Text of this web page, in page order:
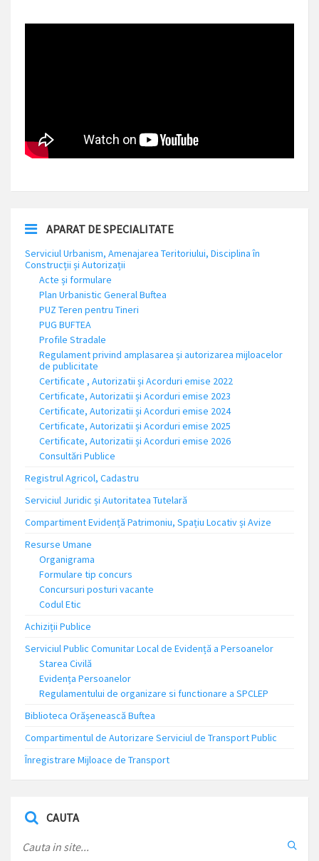
APARAT DE SPECIALITATE
Serviciul Urbanism, Amenajarea Teritoriului, Disciplina în
Construcții și Autorizații
Acte și formulare
Plan Urbanistic General Buftea
PUZ Teren pentru Tineri
PUG BUFTEA
Profile Stradale
Regulament privind amplasarea și autorizarea mijloacelor
de publicitate
Certificate , Autorizatii și Acorduri emise 2022
Certificate, Autorizatii și Acorduri emise 2023
Certificate, Autorizatii și Acorduri emise 2024
Certificate, Autorizatii și Acorduri emise 2025
Certificate, Autorizatii și Acorduri emise 2026
Consultări Publice
Registrul Agricol, Cadastru
Serviciul Juridic și Autoritatea Tutelară
Compartiment Evidență Patrimoniu, Spațiu Locativ și Avize
Resurse Umane
Organigrama
Formulare tip concurs
Concursuri posturi vacante
Codul Etic
Achiziții Publice
Serviciul Public Comunitar Local de Evidență a Persoanelor
Starea Civilă
Evidența Persoanelor
Regulamentului de organizare si functionare a SPCLEP
Biblioteca Orășenească Buftea
Compartimentul de Autorizare Serviciul de Transport Public
Înregistrare Mijloace de Transport
CAUTA